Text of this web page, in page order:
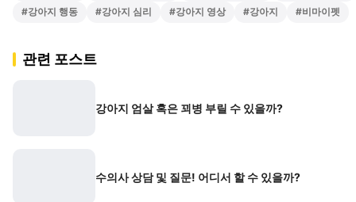
#강아지 행동 #강아지 심리 #강아지 영상 #강아지 #비마이펫
관련 포스트
강아지 엄살 혹은 꾀병 부릴 수 있을까?
수의사 상담 및 질문! 어디서 할 수 있을까?